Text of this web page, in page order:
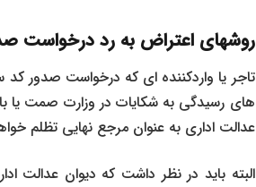
روشهای اعتراض به رد درخواست
تاجر یا واردکننده ای که درخواست صدور کد
های رسیدگی به شکایات در وزارت صمت یا
عدالت اداری به عنوان مرجع نهایی تظلم
البته باید در نظر داشت که دیوان عدالت